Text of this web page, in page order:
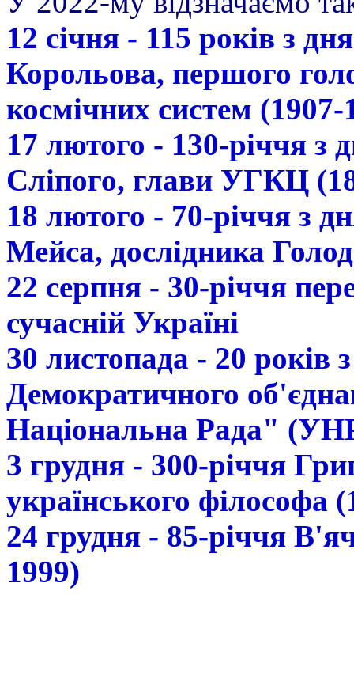
12 січня - 115 років з
Корольова, першого
космічних систем (1907-
17 лютого - 130-річчя з
Сліпого, глави УГКЦ
18 лютого - 70-річчя з
Мейса, дослідника
22 серпня - 30-річчя
сучасній Україні
30 листопада - 20 років
Демократичного
Національна Рада"
3 грудня - 300-річчя
українського філософа
24 грудня - 85-річчя
1999)